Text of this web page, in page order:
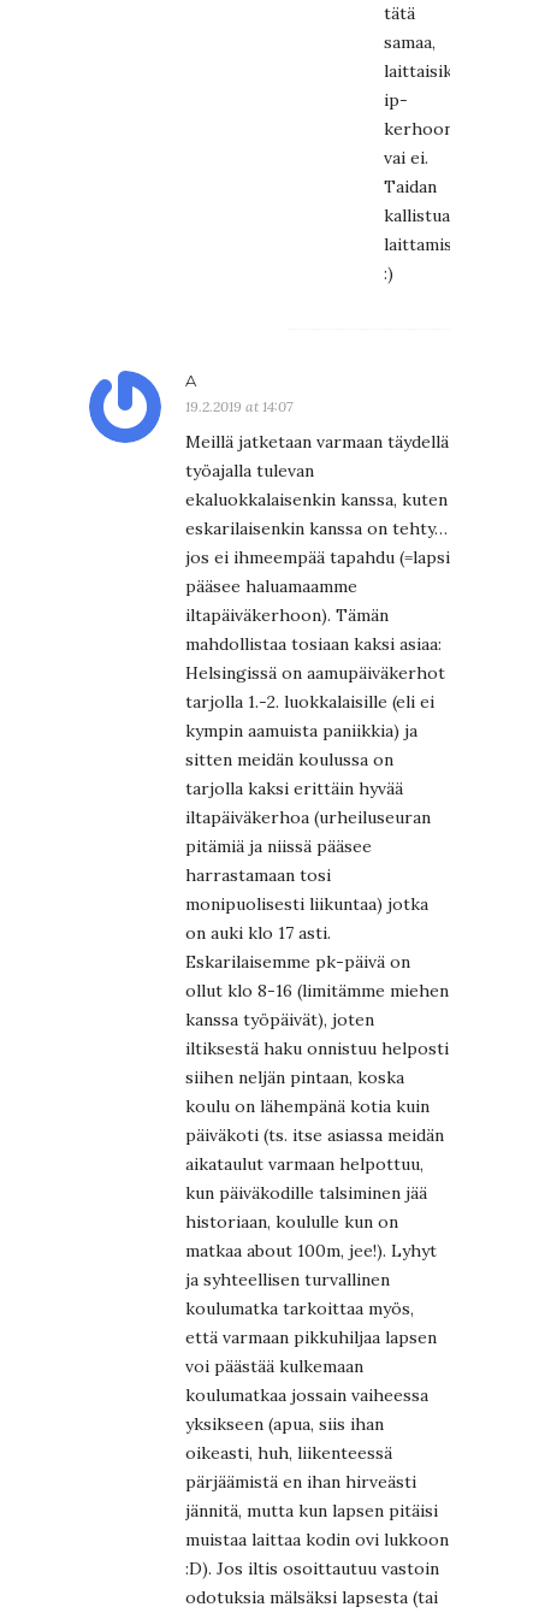
tätä
samaa,
laittaisiko
ip-
kerhoon
vai ei.
Taidan
kallistua
laittamiseen
:)
A
19.2.2019 at 14:07
Meillä jatketaan varmaan täydellä
työajalla tulevan
ekaluokkalaisenkin kanssa, kuten
eskarilaisenkin kanssa on tehty…
jos ei ihmeempää tapahdu (=lapsi
pääsee haluamaamme
iltapäiväkerhoon). Tämän
mahdollistaa tosiaan kaksi asiaa:
Helsingissä on aamupäiväkerhot
tarjolla 1.-2. luokkalaisille (eli ei
kympin aamuista paniikkia) ja
sitten meidän koulussa on
tarjolla kaksi erittäin hyvää
iltapäiväkerhoa (urheiluseuran
pitämiä ja niissä pääsee
harrastamaan tosi
monipuolisesti liikuntaa) jotka
on auki klo 17 asti.
Eskarilaisemme pk-päivä on
ollut klo 8-16 (limitämme miehen
kanssa työpäivät), joten
iltiksestä haku onnistuu helposti
siihen neljän pintaan, koska
koulu on lähempänä kotia kuin
päiväkoti (ts. itse asiassa meidän
aikataulut varmaan helpottuu,
kun päiväkodille talsiminen jää
historiaan, koululle kun on
matkaa about 100m, jee!). Lyhyt
ja syhteellisen turvallinen
koulumatka tarkoittaa myös,
että varmaan pikkuhiljaa lapsen
voi päästää kulkemaan
koulumatkaa jossain vaiheessa
yksikseen (apua, siis ihan
oikeasti, huh, liikenteessä
pärjäämistä en ihan hirveästi
jännitä, mutta kun lapsen pitäisi
muistaa laittaa kodin ovi lukkoon
:D). Jos iltis osoittautuu vastoin
odotuksia mälsäksi lapsesta (tai